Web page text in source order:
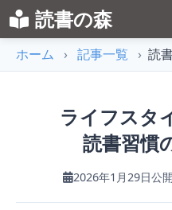
読書の森
ホーム › 記事一覧 › 読
ライフスタ
読書習慣
2026年1月29日公開